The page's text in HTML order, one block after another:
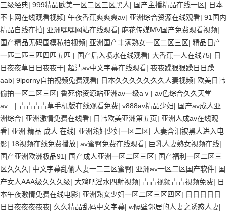
三级经典| 999精品欧美一区二区三区黑人| 国产主播精品在线一区| 日本
不卡网在线观看视频| 午夜香蕉爽爽爽av| 亚洲综合资源在线观看| 91国内
精品自线在拍| 亚洲嘿嘿网站在线观看| 麻花传媒MV国产免费观看视频|
国产精品无码国模私拍视频| 亚洲国产丰满熟女一区二区三区| 精品日产
一匹二匹三匹四匹五匹 | 国产后入喷水在线观看| 大香蕉一人在线75| 日
日夜夜草日日夜夜干| 超清av中文字幕在线观看| 夜夜躁狠狠躁日日躁
aab| 9lporny自拍视频免费观看| 日本久久久久久久久人妻视频| 欧美日韩
偷拍一区二区三区| 鲁死你资源站亚洲av一级aⅴ | av色综合久久天堂
av… | 青青青青草手机版在线观看免费| v888av精品少妇| 国产av成人亚
洲综合| 亚洲激情免费在线看| 日韩欧美亚洲第五页| 亚洲人成av在线观
看| 亚洲 精品 成人 在线| 亚洲熟妇少妇一区二区| 人妻含泪被黑人进入电
影| 18视频在线免费播放| av蜜臀免费在线观看| 巨乳人妻熟女视频在线|
国产亚洲欧洲极品91 | 国产成人亚洲一区二区三区| 国产福利一区二区三
区久久久 | 中文字幕乱偷人妻一二三区蜜臀| 亚洲av一区二区国产软件| 国
产女人AAA级久久久级| 大鸡吧淫水四射视频| 青青视频青青视频免费| 日
本午夜激情免费在线电影| 亚洲熟女少妇一区二区三区四区| 日日日日日
日日夜夜夜夜夜| 久久精品乱码中文字幕| w隔壁邻居的人妻之诱惑人妻|